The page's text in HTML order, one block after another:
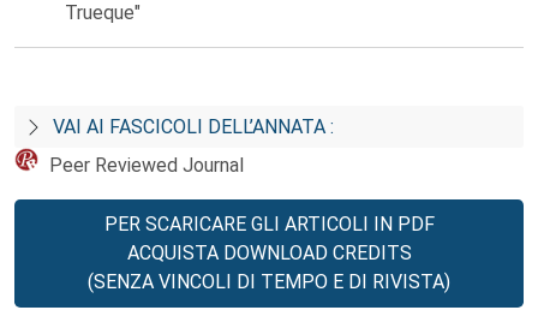
Trueque"
VAI AI FASCICOLI DELL’ANNATA :
Peer Reviewed Journal
PER SCARICARE GLI ARTICOLI IN PDF
ACQUISTA DOWNLOAD CREDITS
(SENZA VINCOLI DI TEMPO E DI RIVISTA)